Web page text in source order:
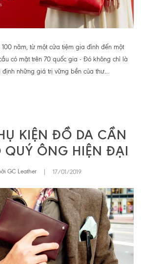
năm, từ một cửa tiệm gia đình đến một
có mặt trên 70 quốc gia - Đó không chỉ là
định những giá trị vững bền của thư...
KIỆN ĐỒ DA CẦN
QUÝ ÔNG HIỆN ĐẠI
GC Leather 17/01/2019